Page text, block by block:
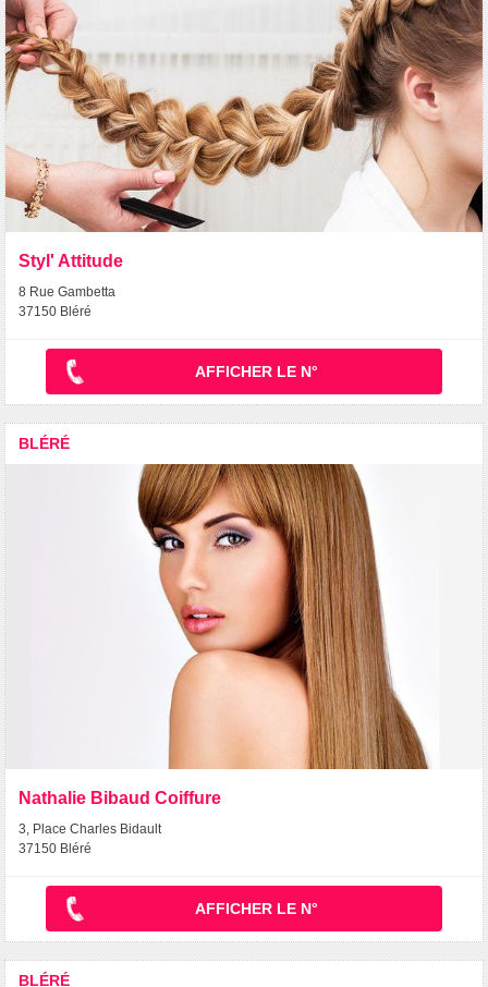
Styl' Attitude
8 Rue Gambetta
37150 Bléré
AFFICHER LE N°
BLÉRÉ
Nathalie Bibaud Coiffure
3, Place Charles Bidault
37150 Bléré
AFFICHER LE N°
BLÉRÉ